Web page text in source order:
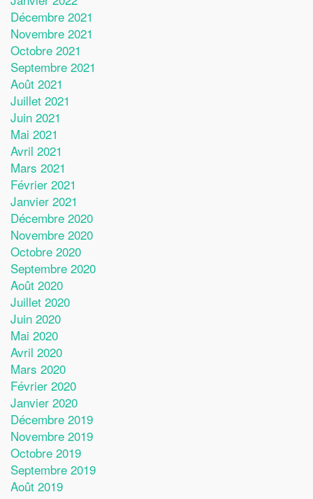
Décembre 2021
Novembre 2021
Octobre 2021
Septembre 2021
Août 2021
Juillet 2021
Juin 2021
Mai 2021
Avril 2021
Mars 2021
Février 2021
Janvier 2021
Décembre 2020
Novembre 2020
Octobre 2020
Septembre 2020
Août 2020
Juillet 2020
Juin 2020
Mai 2020
Avril 2020
Mars 2020
Février 2020
Janvier 2020
Décembre 2019
Novembre 2019
Octobre 2019
Septembre 2019
Août 2019